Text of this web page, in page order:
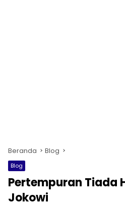
Beranda Blog
Blog
Pertempuran Tiada
Jokowi